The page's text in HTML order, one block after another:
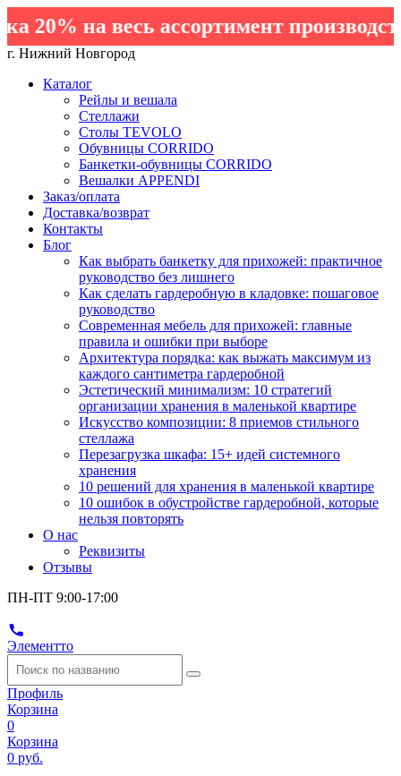
20% на весь ассортимент
г. Нижний Новгород
Каталог
Рейлы и вешала
Стеллажи
Столы TEVOLO
Обувницы CORRIDO
Банкетки-обувницы CORRIDO
Вешалки APPENDI
Заказ/оплата
Доставка/возврат
Контакты
Блог
Как выбрать банкетку для прихожей: практичное
руководство без лишнего
Как сделать гардеробную в кладовке: пошаговое
руководство
Современная мебель для прихожей: главные
правила и ошибки при выборе
Архитектура порядка: как выжать максимум из
каждого сантиметра гардеробной
Эстетический минимализм: 10 стратегий
организации хранения в маленькой квартире
Искусство композиции: 8 приемов стильного
стеллажа
Перезагрузка шкафа: 15+ идей системного
хранения
10 решений для хранения в маленькой квартире
10 ошибок в обустройстве гардеробной, которые
нельзя повторять
О нас
Реквизиты
Отзывы
ПН-ПТ 9:00-17:00
Элементто
Профиль
Корзина
0
Корзина
0 руб.